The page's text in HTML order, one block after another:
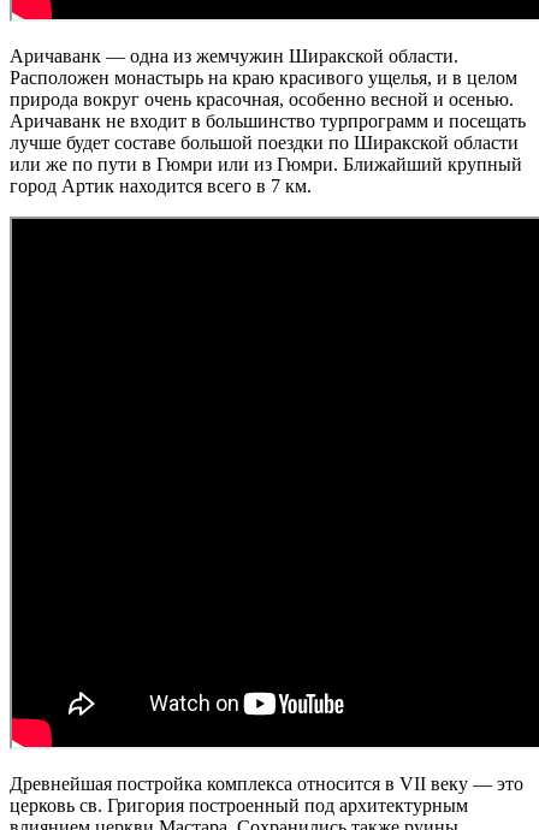
Аричаванк — одна из жемчужин Ширакской области.
Расположен монастырь на краю красивого ущелья, и в целом
природа вокруг очень красочная, особенно весной и осенью.
Аричаванк не входит в большинство турпрограмм и посещать
лучше будет составе большой поездки по Ширакской области
или же по пути в Гюмри или из Гюмри. Ближайший крупный
город Артик находится всего в 7 км.
Древнейшая постройка комплекса относится в VII веку — это
церковь св. Григория построенный под архитектурным